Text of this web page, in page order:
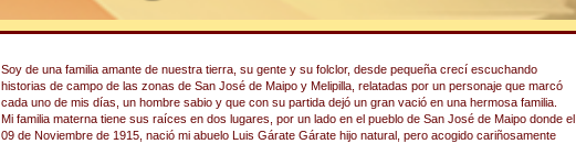
Soy de una familia amante de nuestra tierra, su gente y su folclor, desde pequeña crecí escuchando
historias de campo de las zonas de San José de Maipo y Melipilla, relatadas por un personaje que marcó
cada uno de mis días, un hombre sabio y que con su partida dejó un gran vació en una hermosa familia.
Mi familia materna tiene sus raíces en dos lugares, por un lado en el pueblo de San José de Maipo donde el
09 de Noviembre de 1915, nació mi abuelo Luis Gárate Gárate hijo natural, pero acogido cariñosamente